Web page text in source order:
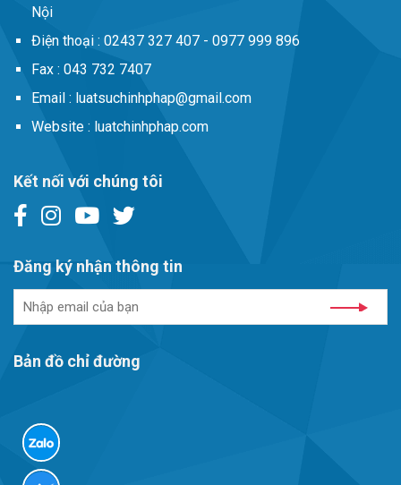
Nội
Điện thoại : 02437 327 407 - 0977 999 896
Fax : 043 732 7407
Email : luatsuchinhphap@gmail.com
Website : luatchinhphap.com
Kết nối với chúng tôi
Đăng ký nhận thông tin
Bản đồ chỉ đường